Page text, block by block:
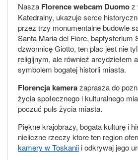
Nasza Florence webcam Duomoz
Katedralny, ukazuje serce
przez trzy monumentalne budowle
Santa Maria del Fiore, baptysterium
dzwonnicę Giotto, ten plac jest nie
religijnym, ale również arcydziełem
symbolem bogatej historii miasta.
Florencja kamerazaprasza do
życia społecznego i kulturalnego
poczuć puls życia miasta.
Piękne krajobrazy, bogata kulturę i
nieliczne rzeczy ktore ten region
kamery w Toskanii i odkrywaj jego